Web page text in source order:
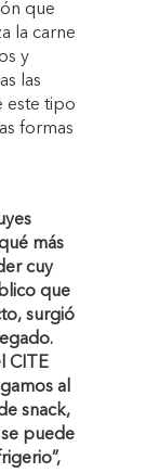
que
la carne
y
las
este tipo
formas
más
cuy
que
surgió
CITE
al
snack,
puede